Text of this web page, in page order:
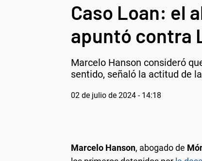
Caso Loan: el
apuntó contra
Marcelo Hanson consideró
sentido, señaló la actitud de
02 de julio de 2024 - 14:18
Marcelo Hanson, abogado de